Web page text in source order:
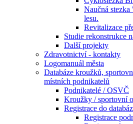
Naučná
lesu.
Revitalizace
Studie rekonstrukce
Další projekty
Zdravotnictví - kontakty
Logomanuál města
Databáze kroužků,
místních podnikatelů
Podnikatelé / OSVČ
Kroužky / sportovní
Registrace do
Registrace